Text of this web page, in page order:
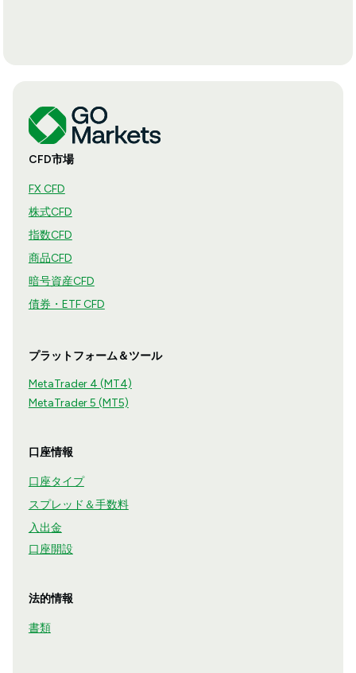
CFD市場
FX CFD
株式CFD
指数CFD
商品CFD
暗号資産CFD
債券・ETF CFD
プラットフォーム＆ツール
MetaTrader 4 (MT4)
MetaTrader 5 (MT5)
口座情報
口座タイプ
スプレッド＆手数料
入出金
口座開設
法的情報
書類